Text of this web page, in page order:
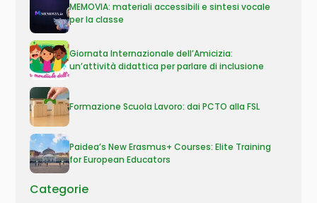
MEMOVIA: materiali accessibili e sintesi vocale
per la classe
Giornata Internazionale dell’Amicizia:
un’attività didattica per parlare di inclusione
Formazione Scuola Lavoro: dai PCTO alla FSL
Paidea’s New Erasmus+ Courses: Elite Training
for European Educators
Categorie